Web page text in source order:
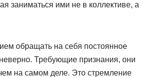
заниматься ими не в коллективе, а
обращать на себя постоянное
Требующие признания, они
на самом деле. Это стремление